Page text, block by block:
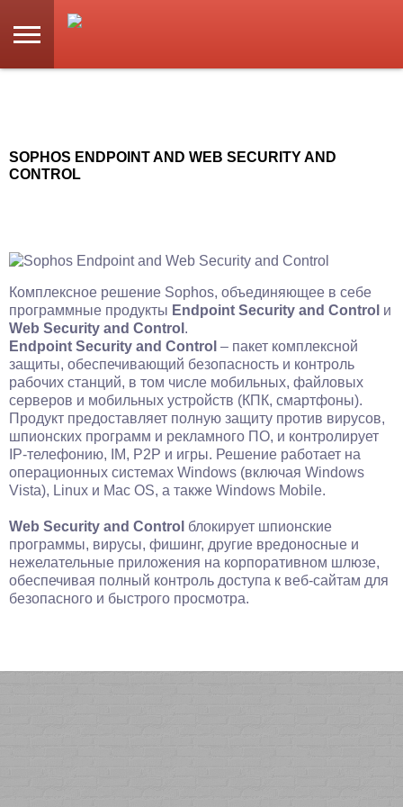
SOPHOS ENDPOINT AND WEB SECURITY AND
CONTROL
Комплексное решение Sophos, объединяющее в себе
программные продукты Endpoint Security and Control и
Web Security and Control .
Endpoint Security and Control – пакет комплексной
защиты, обеспечивающий безопасность и контроль
рабочих станций, в том числе мобильных, файловых
серверов и мобильных устройств (КПК, смартфоны).
Продукт предоставляет полную защиту против вирусов,
шпионских программ и рекламного ПО, и контролирует
IP-телефонию, IM, P2P и игры. Решение работает на
операционных системах Windows (включая Windows
Vista), Linux и Mac OS, а также Windows Mobile.
Web Security and Control блокирует шпионские
программы, вирусы, фишинг, другие вредоносные и
нежелательные приложения на корпоративном шлюзе,
обеспечивая полный контроль доступа к веб-сайтам для
безопасного и быстрого просмотра.